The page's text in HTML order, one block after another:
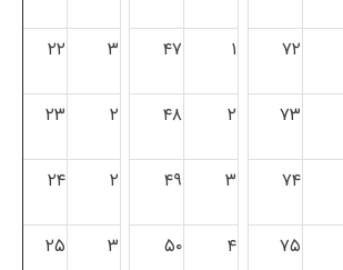
۷۲ ۱ ۴۷ ۳ ۲۲
۷۳ ۲ ۴۸ ۲ ۲۳
۷۴ ۳ ۴۹ ۲ ۲۴
۷۵ ۴ ۵۰ ۳ ۲۵